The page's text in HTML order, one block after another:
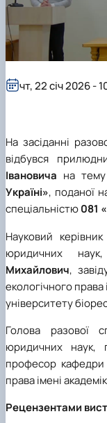
На засіданні
відбувся
Івановича на тему
Україні», поданої
спеціальністю081
Науковий
юридичних
Михайлович,
екологічного права
університету
Голова разової
юридичних наук,
професор кафедри
права імені
Рецензентами
чт, 22 січ 2026 -